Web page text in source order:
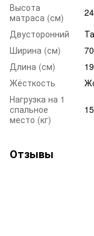
Высота
матраса (см)
24
Двусторонний
Ширина (см)
70
Длина (см)
Жёсткость
Нагрузка на 1
спальное
место (кг)
Отзывы